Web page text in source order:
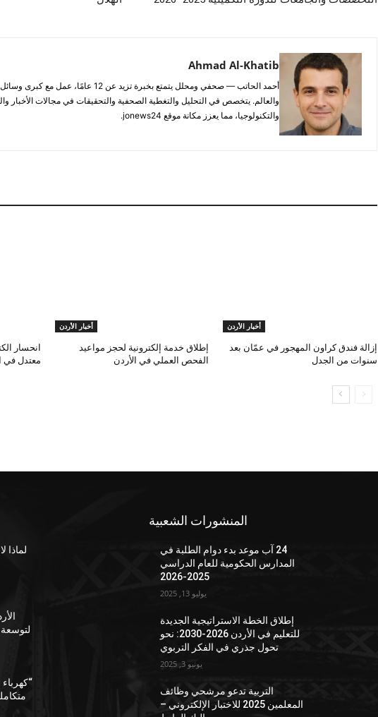
Ahmad Al-Khatib
أحمد الحاتب — صحفي ومحلل يتمتع بخبرة تزيد عن 12
والعالم. يتخصص في التحليل والتغطية الصحفية والتحقيقات في مجالات الأخبار
والتكنولوجيا، مما يعزز مكانة موقع jonews24.
أخبار الأردن
إزالة فندق كراون المهجور في عمّان بعد
سنوات من الجدل
أخبار الأردن
إطلاق خدمة إلكترونية لحجز مواعيد
الفحص العملي في الأردن
انحسار
معتدل في
لماذا
المنشورات الشعبية
24 آب موعد بدء دوام الطلبة في
المدارس الحكومية للعام الدراسي
2025-2026
يوليو 13, 2025
إطلاق الخطة الاستراتيجية الجديدة
للتعليم في الأردن 2026-2030: نحو
تحول جذري في الفكر التربوي
يونيو 3, 2025
التربية تدعو مرشحي وظائف
المعلمين 2025 للاختبار الإلكتروني –